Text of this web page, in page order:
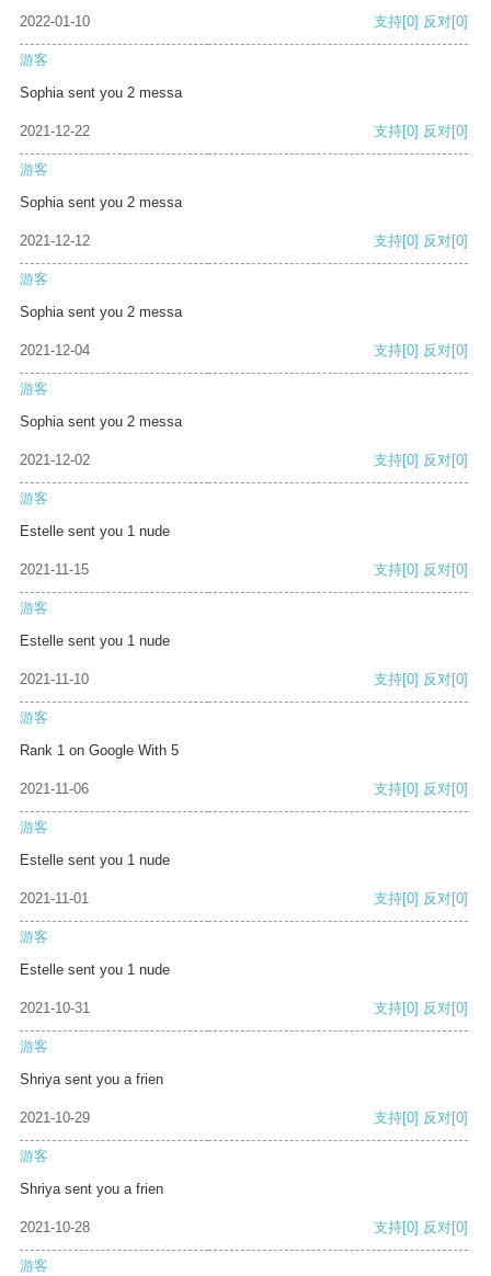
2022-01-10 支持[0] 反对[0]
游客
Sophia sent you 2 messa
2021-12-22 支持[0] 反对[0]
游客
Sophia sent you 2 messa
2021-12-12 支持[0] 反对[0]
游客
Sophia sent you 2 messa
2021-12-04 支持[0] 反对[0]
游客
Sophia sent you 2 messa
2021-12-02 支持[0] 反对[0]
游客
Estelle sent you 1 nude
2021-11-15 支持[0] 反对[0]
游客
Estelle sent you 1 nude
2021-11-10 支持[0] 反对[0]
游客
Rank 1 on Google With 5
2021-11-06 支持[0] 反对[0]
游客
Estelle sent you 1 nude
2021-11-01 支持[0] 反对[0]
游客
Estelle sent you 1 nude
2021-10-31 支持[0] 反对[0]
游客
Shriya sent you a frien
2021-10-29 支持[0] 反对[0]
游客
Shriya sent you a frien
2021-10-28 支持[0] 反对[0]
游客